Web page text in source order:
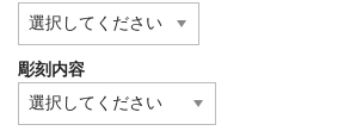
彫刻内容